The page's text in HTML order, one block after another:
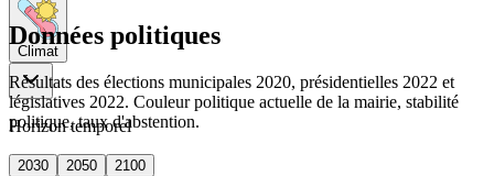
Climat
Horizon temporel
2030 2050
2100
Données politiques
Résultats des élections municipales 2020, présidentielles 2022 et
législatives 2022. Couleur politique actuelle de la mairie, stabilité
politique, taux d'abstention.